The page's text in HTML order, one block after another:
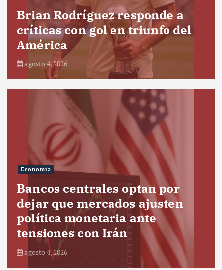
Brian Rodríguez responde a
críticas con gol en triunfo del
América
agosto 4, 2026
Economía
Bancos centrales optan por
dejar que mercados ajusten
política monetaria ante
tensiones con Irán
agosto 4, 2026